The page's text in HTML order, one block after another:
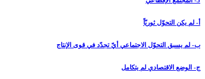
أ- لم يكن التحوّل ثوريّاً
ب- لم يسبق التحوّل الاجتماعي أيّ تجدّد في قوى الإنتاج
ج- الوضع الاقتصادي لم يتكامل